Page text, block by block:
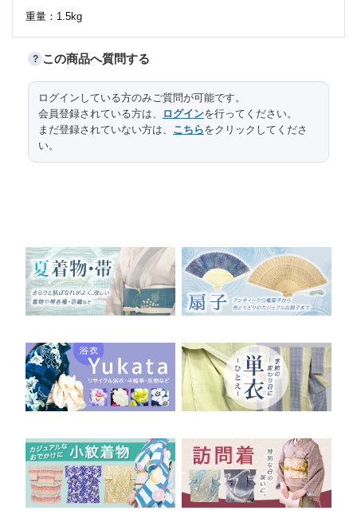
重量：1.5kg
サイズ 口径 高台径 高さ 縦
全体 171 35.5
本紙
? この商品へ質問する
ログインしている方のみご質問が可能です。
会員登録されている方は、
ログインを行ってください。
まだ登録されていない方は、 こちらをクリックしてくださ
い。